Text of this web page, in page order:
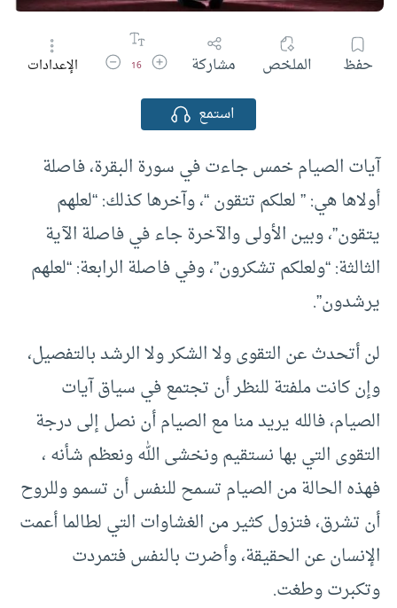
حفظ الملخص مشاركة زيادة حجم الخط
16 تقليل حجم الخط
الإعدادات
استمع
آيات الصيام خمس جاءت في سورة البقرة، فاصلة
أولاها هي: ” لعلكم تتقون “، وآخرها كذلك: “لعلهم
يتقون”، وبين الأولى والآخرة جاء في فاصلة الآية
الثالثة: “ولعلكم تشكرون”، وفي فاصلة الرابعة: “لعلهم
يرشدون”.
لن أتحدث عن التقوى ولا الشكر ولا الرشد بالتفصيل،
وإن كانت ملفتة للنظر أن تجتمع في سياق آيات
الصيام، فالله يريد منا مع الصيام أن نصل إلى درجة
التقوى التي بها نستقيم ونخشى الله ونعظم شأنه ،
فهذه الحالة من الصيام تسمح للنفس أن تسمو وللروح
أن تشرق، فتزول كثير من الغشاوات التي لطالما أعمت
الإنسان عن الحقيقة، وأضرت بالنفس فتمردت
وتكبرت وطغت.